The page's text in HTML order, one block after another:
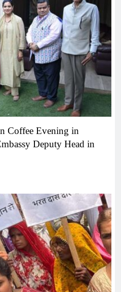
Coffee Evening in
Deputy Head in